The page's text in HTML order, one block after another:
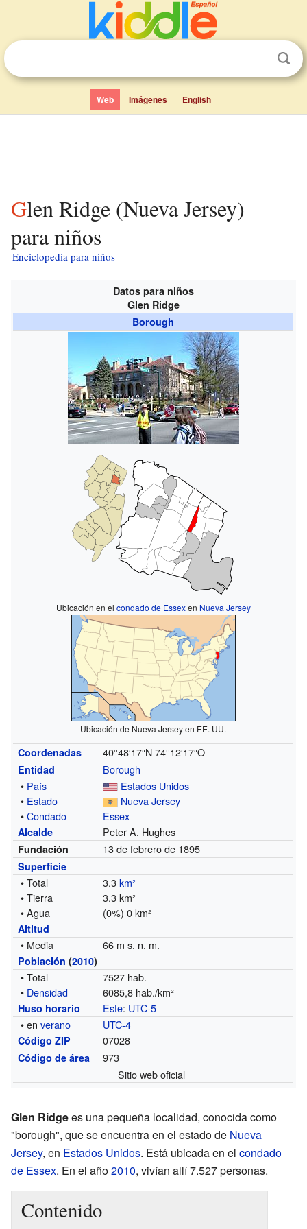
Web Imágenes English
Glen Ridge (Nueva Jersey)
para niños
Enciclopedia para niños
Datos para niños
Glen Ridge
Borough
Ubicación en el condado de Essexen Nueva Jersey
Ubicación de Nueva Jersey en EE. UU.
Coordenadas 40°48′17″N 74°12′17″O
Entidad
Borough
• País
Estados Unidos
• Estado
Nueva Jersey
•Condado Essex
Alcalde Peter A. Hughes
Fundación 13 de febrero de 1895
Superficie
• Total 3.3km²
• Tierra
3.3 km²
• Agua
(0%) 0 km²
Altitud
• Media 66 m s. n. m.
Población (2010)
• Total
7527 hab.
• Densidad 6085,8 hab./km²
Huso horario Este: UTC-5
• enverano UTC-4
Código ZIP 07028
Código de área
973
Sitio web oficial
Glen Ridgees una pequeña localidad, conocida como
"borough", que se encuentra en el estado de Nueva
Jersey, en Estados Unidos. Está ubicada en el condado
de Essex. En el año2010, vivían allí 7.527 personas.
Contenido